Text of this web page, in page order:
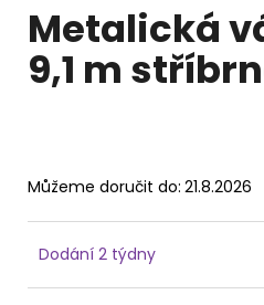
produktu
je
0,0
z
Metalická
9,1 m
Můžeme doručit do: 21.8.2026
Dodání 2 týdny
HLEDAT